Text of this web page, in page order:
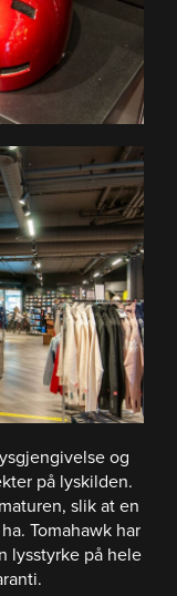
og
på lyskilden.
slik at en
Tomahawk har
lysstyrke på hele